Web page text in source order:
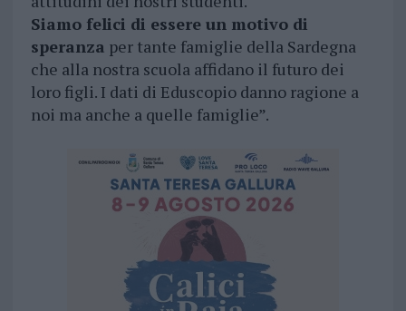
Siamo felici di essere un motivo di
speranza per tante famiglie della Sardegna
che alla nostra scuola affidano il futuro dei
loro figli. I dati di Eduscopio danno ragione a
noi ma anche a quelle famiglie”.